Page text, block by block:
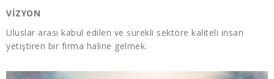
VİZYON
Uluslar arası kabul edilen ve sürekli sektöre kaliteli insan
yetiştiren bir firma haline gelmek.